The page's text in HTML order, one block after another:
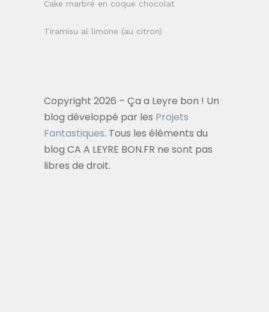
Cake marbré en coque chocolat
Tiramisu al limone (au citron)
Copyright 2026 – Ça a Leyre bon ! Un
blog développé par les Projets
Fantastiques. Tous les éléments du
blog CA A LEYRE BON.FR ne sont pas
libres de droit.